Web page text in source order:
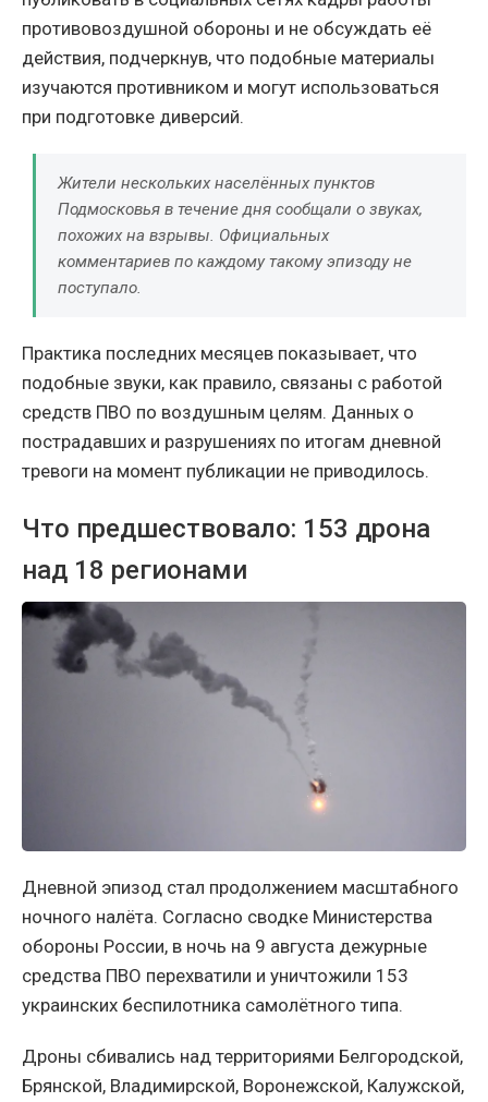
противовоздушной обороны и не обсуждать её
действия, подчеркнув, что подобные материалы
изучаются противником и могут использоваться
при подготовке диверсий.
Жители нескольких населённых пунктов
Подмосковья в течение дня сообщали о звуках,
похожих на взрывы. Официальных
комментариев по каждому такому эпизоду не
поступало.
Практика последних месяцев показывает, что
подобные звуки, как правило, связаны с работой
средств ПВО по воздушным целям. Данных о
пострадавших и разрушениях по итогам дневной
тревоги на момент публикации не приводилось.
Что предшествовало: 153 дрона
над 18 регионами
Дневной эпизод стал продолжением масштабного
ночного налёта. Согласно сводке Министерства
обороны России, в ночь на 9 августа дежурные
средства ПВО перехватили и уничтожили 153
украинских беспилотника самолётного типа.
Дроны сбивались над территориями Белгородской,
Брянской, Владимирской, Воронежской, Калужской,